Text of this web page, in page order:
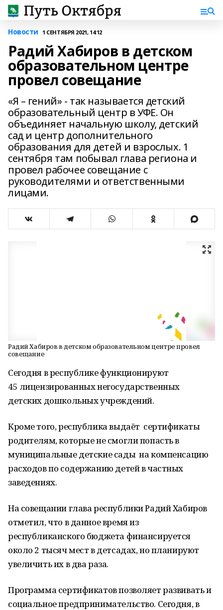
Новости 1 СЕНТЯБРЯ 2021, 14:12
Радий Хабиров в детском
образовательном центре
провел совещание
«Я – гений» - так называется детский
образовательный центр в УФЕ. Он
объединяет начальную школу, детский
сад и центр дополнительного
образования для детей и взрослых. 1
сентября там побывал глава региона и
провел рабочее совещание с
руководителями и ответственными
лицами.
Радий Хабиров в детском образовательном центре провел
совещание
Сегодня в республике функционируют
45 лицензированных негосударственных
детских дошкольных учреждений.
Кроме того, республика выдаёт сертификаты
родителям, которые не смогли попасть в
муниципальные детские сады на компенсацию
расходов по содержанию детей в частных
заведениях.
На совещании глава республики Радий Хабиров
отметил, что в данное время из
республиканского бюджета финансируется
около 2 тысяч мест в детсадах, но планируют
увеличить их в два раза.
Программа сертификатов позволяет развивать и
социальное предпринимательство. Сегодня, в